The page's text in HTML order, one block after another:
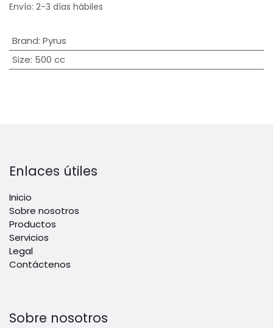
Envío: 2-3 días hábiles
Brand: Pyrus
Size: 500 cc
Enlaces útiles
Inicio
Sobre nosotros
Productos
Servicios
Legal
Contáctenos
Sobre nosotros